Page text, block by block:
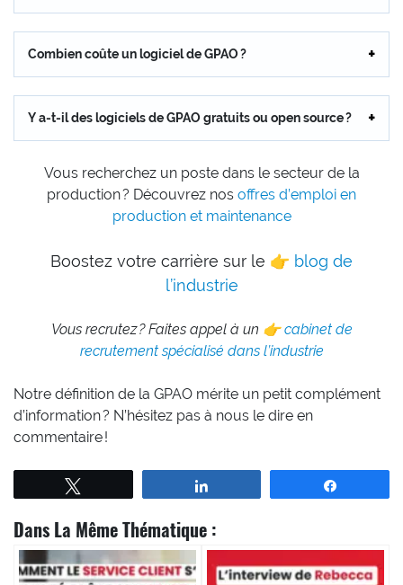
Combien coûte un logiciel de GPAO ?
Y a-t-il des logiciels de GPAO gratuits ou open source ?
Vous recherchez un poste dans le secteur de la
production ? Découvrez nos offres d’emploi en
production et maintenance
Boostez votre carrière sur le 👉 blog de
l’industrie
Vous recrutez ? Faites appel à un 👉cabinet de
recrutement spécialisé dans l’industrie
Notre définition de la GPAO mérite un petit complément
d’information ? N’hésitez pas à nous le dire en
commentaire !
Dans La Même Thématique :